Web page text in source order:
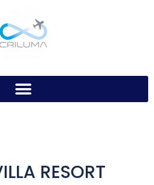
RESORT